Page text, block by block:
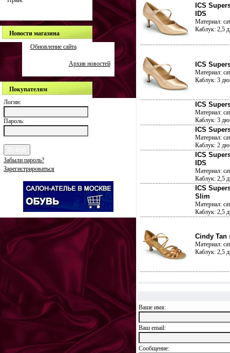
Новости магазина
Обновление сайта
Архив новостей
Покупателям
Логин:
Пароль:
Забыли пароль?
Зарегистрироваться
ICS
IDS
Материал:
Каблук: 2,5
ICS
Материал:
Каблук: 3
ICS
Материал:
Каблук: 3
ICS
Материал:
Каблук: 2
ICS
IDS
Материал:
Каблук: 2,5
ICS
Slim
Материал:
Каблук: 2,5
Cindy Tan
Материал:
Каблук: 2,5
Ваше имя:
Ваш еmail:
Сообщение: